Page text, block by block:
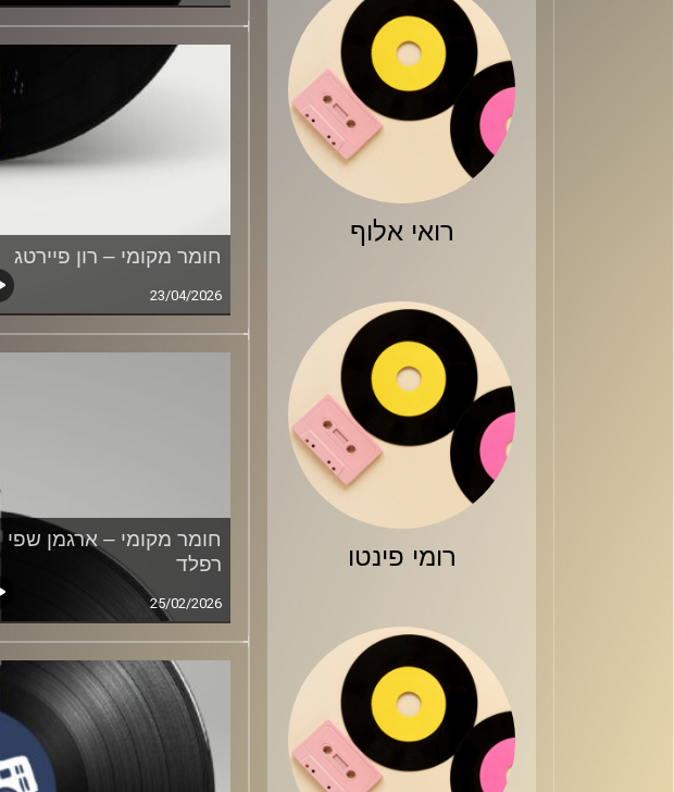
רואי אלוף
רומי פינטו
חומר מקומי – רון פיירטג
23/04/2026
חומר מקומי – ארגמן שפי
רפלד
25/02/2026